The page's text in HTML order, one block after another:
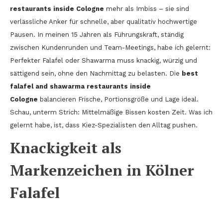
restaurants inside Cologne mehr als Imbiss – sie sind
verlässliche Anker für schnelle, aber qualitativ hochwertige
Pausen. In meinen 15 Jahren als Führungskraft, ständig
zwischen Kundenrunden und Team-Meetings, habe ich gelernt:
Perfekter Falafel oder Shawarma muss knackig, würzig und
sättigend sein, ohne den Nachmittag zu belasten. Die best
falafel and shawarma restaurants inside
Cologne balancieren Frische, Portionsgröße und Lage ideal.
Schau, unterm Strich: Mittelmäßige Bissen kosten Zeit. Was ich
gelernt habe, ist, dass Kiez-Spezialisten den Alltag pushen.
Knackigkeit als
Markenzeichen in Kölner
Falafel